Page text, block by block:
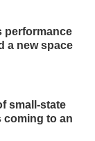
performance
a new space
small-state
coming to an